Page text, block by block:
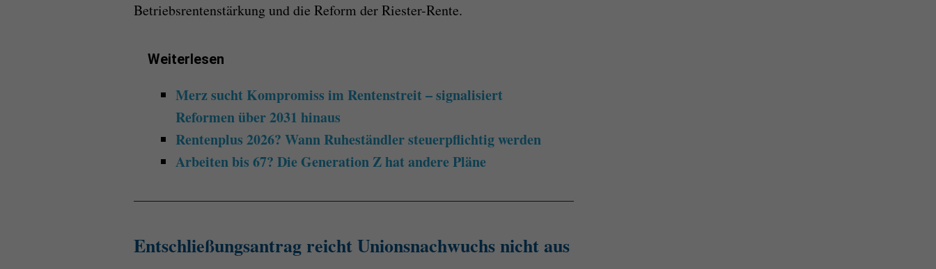
Betriebsrentenstärkung und die Reform der Riester-Rente.
Weiterlesen
Merz sucht Kompromiss im Rentenstreit – signalisiert
Reformen über 2031 hinaus
Rentenplus 2026? Wann Ruheständler steuerpflichtig werden
Arbeiten bis 67? Die Generation Z hat andere Pläne
Entschließungsantrag reicht Unionsnachwuchs nicht aus